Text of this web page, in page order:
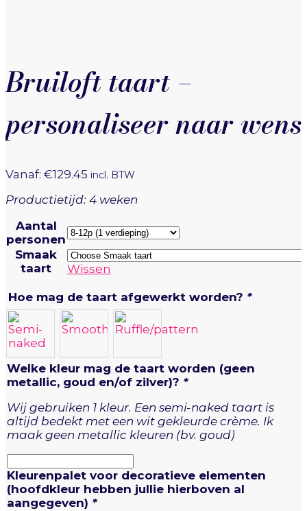
Bruiloft taart –
personaliseer naar wens
Vanaf: €129.45 incl. BTW
Productietijd: 4 weken
Aantal
personen
Smaak
taart
Wissen
Hoe mag de taart afgewerkt worden? *
Welke kleur mag de taart worden (geen
metallic, goud en/of zilver)? *
Wij gebruiken 1 kleur. Een semi-naked taart is
altijd bedekt met een wit gekleurde crème. Ik
maak geen metallic kleuren (bv. goud)
Kleurenpalet voor decoratieve elementen
(hoofdkleur hebben jullie hierboven al
aangegeven) *